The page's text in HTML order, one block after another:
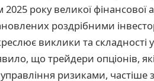
2025 року великої
роздрібними
виклики та складності
що трейдери опціонів,
управління ризиками,